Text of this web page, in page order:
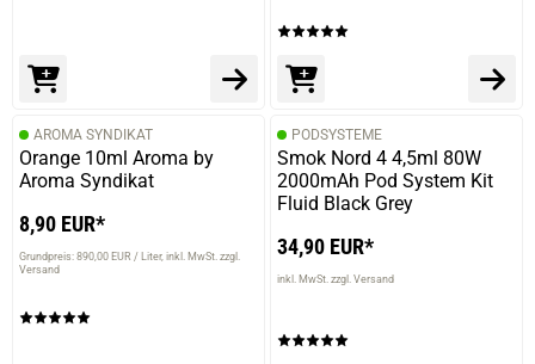
AROMA SYNDIKAT
Orange 10ml Aroma by
Aroma Syndikat
8,90 EUR*
Grundpreis: 890,00 EUR / Liter inkl. MwSt. zzgl.
Versand
PODSYSTEME
Smok Nord 4 4,5ml 80W
2000mAh Pod System Kit
Fluid Black Grey
34,90 EUR*
inkl. MwSt. zzgl. Versand